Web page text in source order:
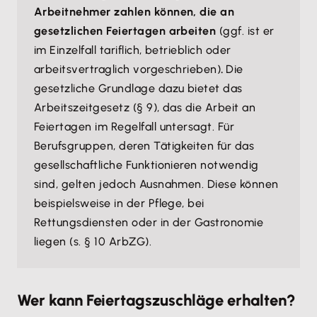
Arbeitnehmer zahlen können, die an
gesetzlichen Feiertagen arbeiten (ggf. ist er
im Einzelfall tariflich, betrieblich oder
arbeitsvertraglich vorgeschrieben). Die
gesetzliche Grundlage dazu bietet das
Arbeitszeitgesetz (§ 9), das die Arbeit an
Feiertagen im Regelfall untersagt. Für
Berufsgruppen, deren Tätigkeiten für das
gesellschaftliche Funktionieren notwendig
sind, gelten jedoch Ausnahmen. Diese können
beispielsweise in der Pflege, bei
Rettungsdiensten oder in der Gastronomie
liegen (s. § 10 ArbZG).
Wer kann Feiertagszuschläge erhalten?